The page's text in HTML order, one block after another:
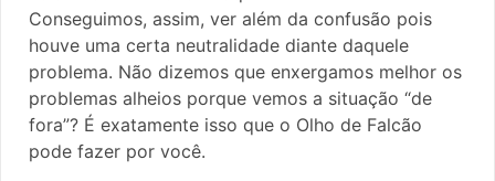
Conseguimos, assim, ver além da confusão pois
houve uma certa neutralidade diante daquele
problema. Não dizemos que enxergamos melhor os
problemas alheios porque vemos a situação “de
fora”? É exatamente isso que o Olho de Falcão
pode fazer por você.